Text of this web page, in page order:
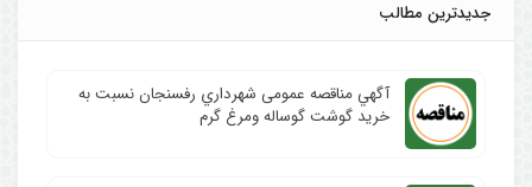
جدیدترین مطالب
آگهي مناقصه عمومی شهرداري رفسنجان نسبت به
خرید گوشت گوساله ومرغ گرم